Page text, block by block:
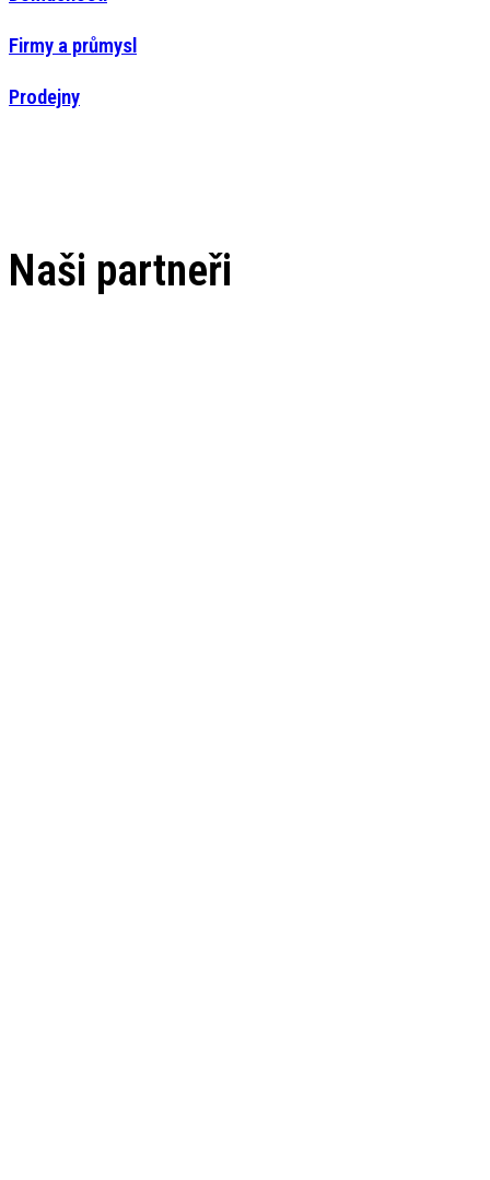
Firmy a průmysl
Prodejny
Naši partneři